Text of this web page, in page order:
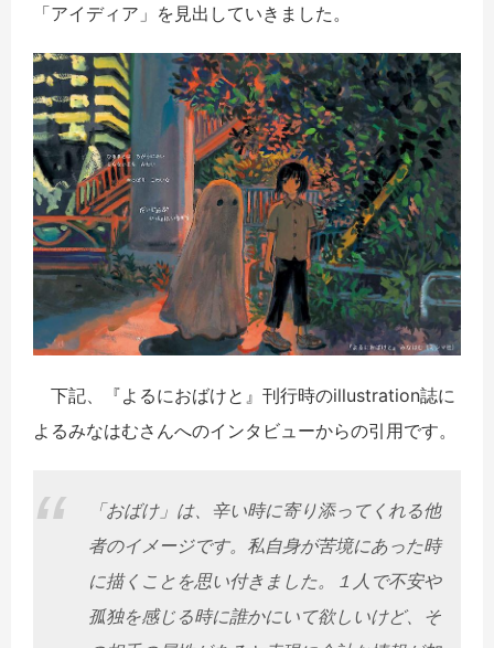
「アイディア」を見出していきました。
下記、『よるにおばけと』刊行時のillustration誌に
よるみなはむさんへのインタビューからの引用です。
「おばけ」は、辛い時に寄り添ってくれる他
者のイメージです。私自身が苦境にあった時
に描くことを思い付きました。１人で不安や
孤独を感じる時に誰かにいて欲しいけど、そ